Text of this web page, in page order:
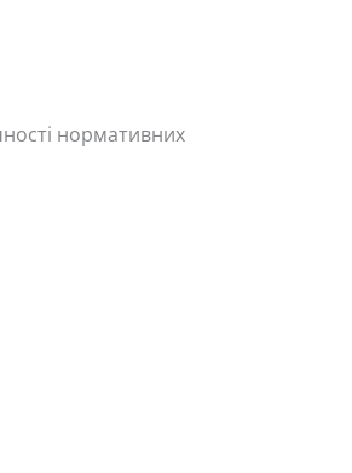
нормативних